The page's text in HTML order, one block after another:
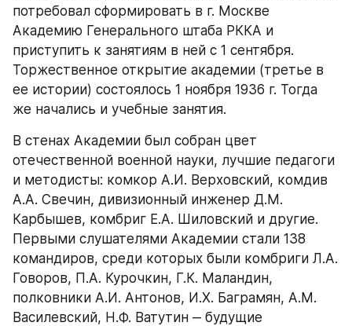
потребовал сформировать в г. Москве
Академию Генерального штаба РККА и
приступить к занятиям в ней с 1 сентября.
Торжественное открытие академии (третье в
ее истории) состоялось 1 ноября 1936 г. Тогда
же начались и учебные занятия.
В стенах Академии был собран цвет
отечественной военной науки, лучшие педагоги
и методисты: комкор А.И. Верховский, комдив
А.А. Свечин, дивизионный инженер Д.М.
Карбышев, комбриг Е.А. Шиловский и другие.
Первыми слушателями Академии стали 138
командиров, среди которых были комбриги Л.А.
Говоров, П.А. Курочкин, Г.К. Маландин,
полковники А.И. Антонов, И.Х. Баграмян, А.М.
Василевский, Н.Ф. Ватутин ‒ будущие